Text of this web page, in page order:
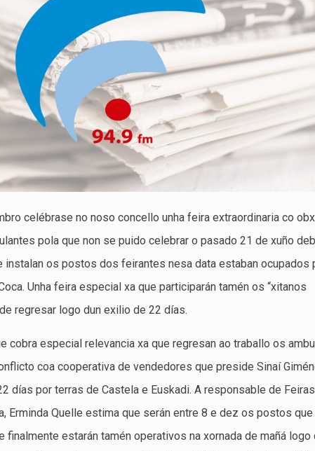
celébrase no noso concello unha feira extraordinaria co
pola que non se puido celebrar o pasado 21 de xuño
instalan os postos dos feirantes nesa data estaban ocupados
Unha feira especial xa que participarán tamén os “xitanos
regresar logo dun exilio de 22 días.
cobra especial relevancia xa que regresan ao traballo os
coa cooperativa de vendedores que preside Sinaí
días por terras de Castela e Euskadi. A responsable de
Erminda Quelle estima que serán entre 8 e dez os postos
estarán tamén operativos na xornada de mañá logo